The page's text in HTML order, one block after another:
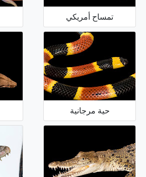
تمساح أمريكي
حية مرجانية